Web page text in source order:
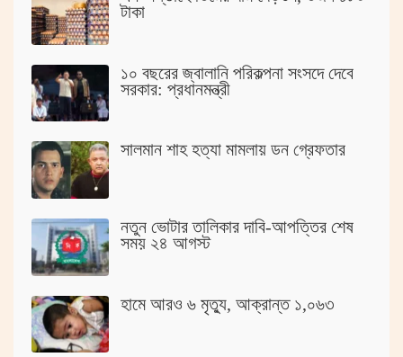
টাকা
১০ বছরের জ্বালানি পরিকল্পনা সংসদে দেবে
সরকার: প্রধানমন্ত্রী
সালমান শাহ হত্যা মামলায় ডন গ্রেফতার
নতুন ভোটার তালিকার দাবি-আপত্তির শেষ
সময় ২৪ আগস্ট
হামে আরও ৬ মৃত্যু, আক্রান্ত ১,০৬৩